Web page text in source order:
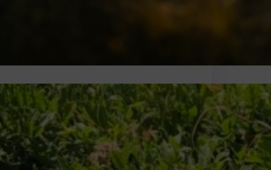
hallgatóval képviselteti magát a
felsőoktatási
Amerikai…